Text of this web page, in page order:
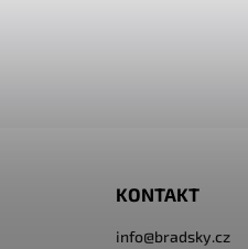
KONTAKT
info@bradsky.cz